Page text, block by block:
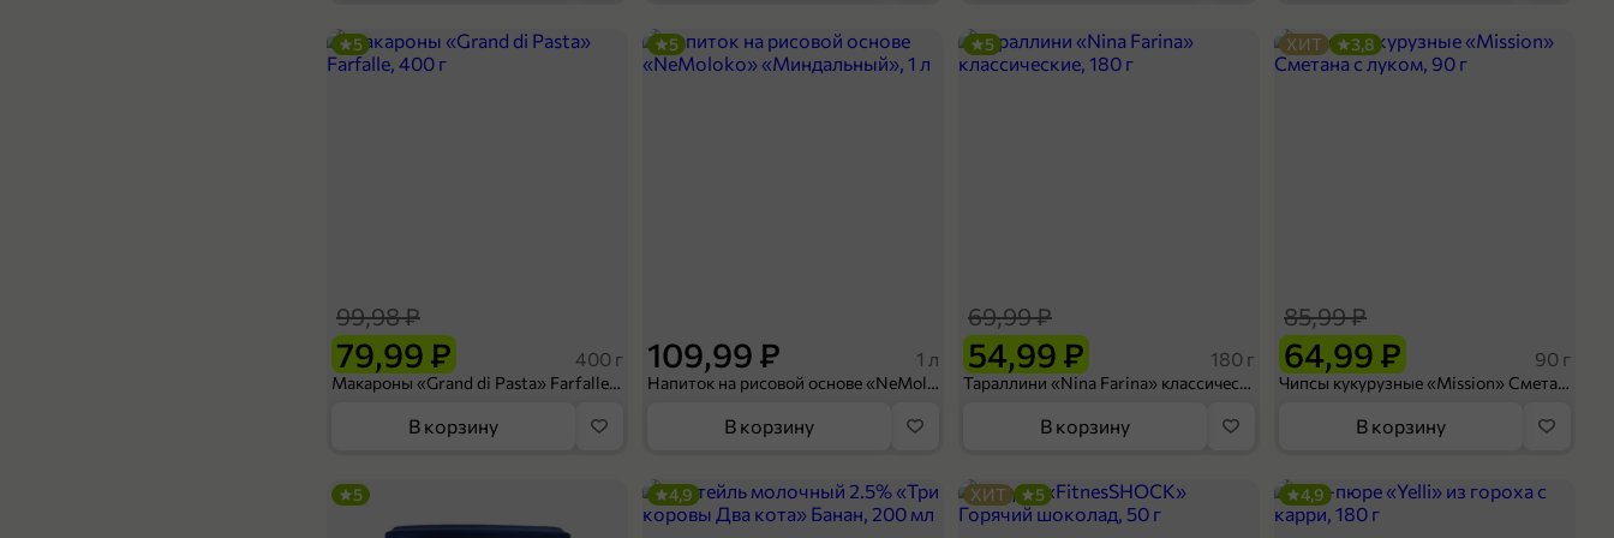
79,99 ₽
99,98 ₽
400 г
Макароны «Grand di Pasta» Farfalle, 400 г
5
В корзину
109,99 ₽ 1 л
Напиток на рисовой основе «NeMoloko» «Миндальный», 1 л
5
В корзину
54,99 ₽
69,99 ₽
180 г
Тараллини «Nina Farina» классические, 180 г
5
В корзину
64,99 ₽
85,99 ₽
90 г
Чипсы кукурузные «Mission» Сметана с луком, 90 г
ХИТ 3,8
В корзину
5 4,9 ХИТ 5 4,9